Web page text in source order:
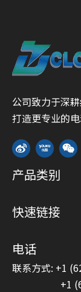
公司致力于深耕
打造更专业的电
产品类别
快速链接
电话
联系方式: +1
+1 (626)